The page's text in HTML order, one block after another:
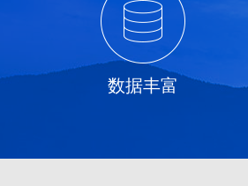
数据丰富